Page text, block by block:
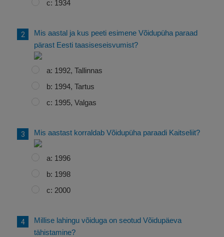
c: 1934
Mis aastal ja kus peeti esimene Võidupüha paraad
pärast Eesti taasiseseisvumist?
a: 1992, Tallinnas
b: 1994, Tartus
c: 1995, Valgas
Mis aastast korraldab Võidupüha paraadi Kaitseliit?
a: 1996
b: 1998
c: 2000
Millise lahingu võiduga on seotud Võidupäeva
tähistamine?